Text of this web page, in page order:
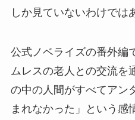
しか見ていないわけでは
公式ノベライズの番外編
ムレスの老人との交流を
の中の人間がすべてアン
まれなかった」という感